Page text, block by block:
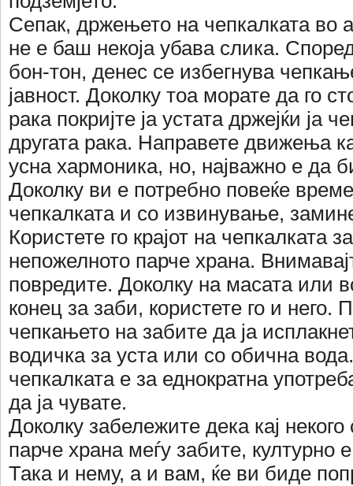
Сепак, држењето на чепкалката во
не е баш некоја убава слика.
бон-тон, денес се избегнува
јавност. Доколку тоа морате да го
рака покријте ја устата држејќи ја
другата рака. Направете движења
усна хармоника, но, најважно е да
Доколку ви е потребно повеќе
чепкалката и со извинување,
Користете го крајот на чепкалката
непожелното парче храна.
повредите. Доколку на масата или
конец за заби, користете го и него.
чепкањето на забите да ја
водичка за уста или со обична
чепкалката е за еднократна
да ја чувате.
Доколку забележите дека кај некого
парче храна меѓу забите, културно
Така и нему, а и вам, ќе ви биде